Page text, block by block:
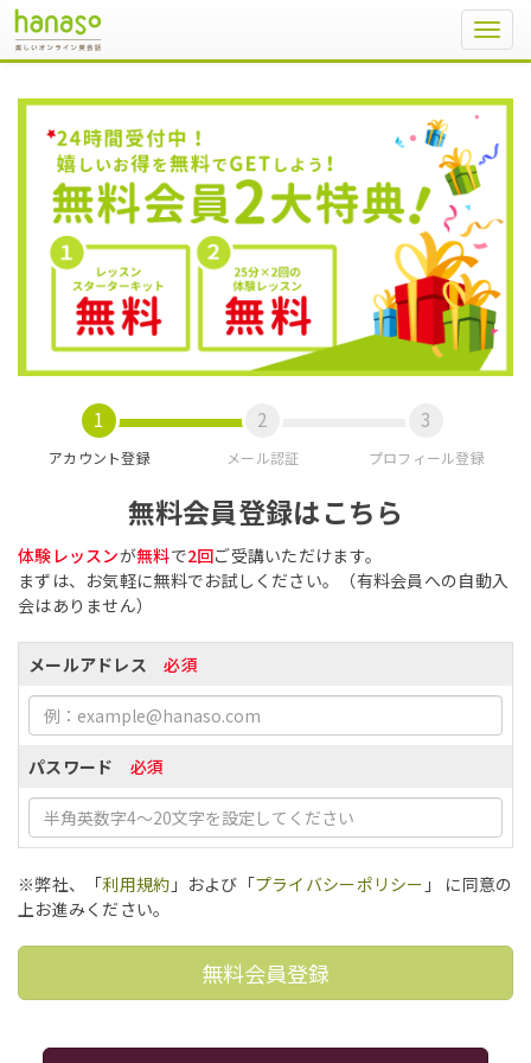
アカウント登録 メール認証 プロフィール登録
無料会員登録はこちら
体験レッスンが無料で2回ご受講いただけます。
まずは、お気軽に無料でお試しください。（有料会員への自動入
会はありません）
メールアドレス必須
パスワード 必須
※弊社、「利用規約 」および「プライバシーポリシー 」 に同意の
上お進みください。